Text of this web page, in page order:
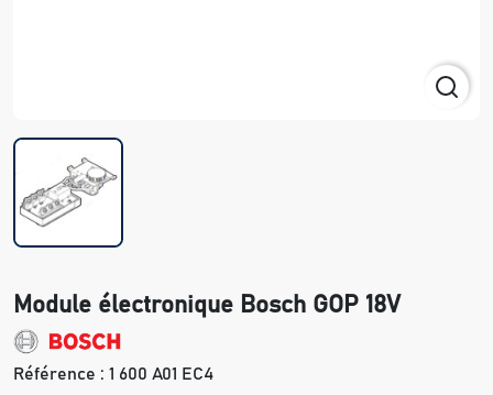
Module électronique Bosch GOP 18V
Référence : 1 600 A01 EC4